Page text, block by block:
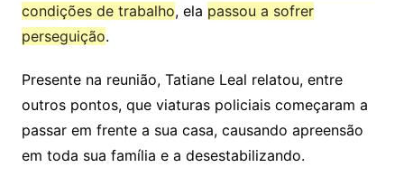
condições de trabalho, ela passou a sofrer
perseguição.
Presente na reunião, Tatiane Leal relatou, entre
outros pontos, que viaturas policiais começaram a
passar em frente a sua casa, causando apreensão
em toda sua família e a desestabilizando.